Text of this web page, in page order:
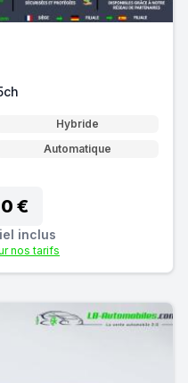
Hybride
Automatique
€
inclus
nos tarifs